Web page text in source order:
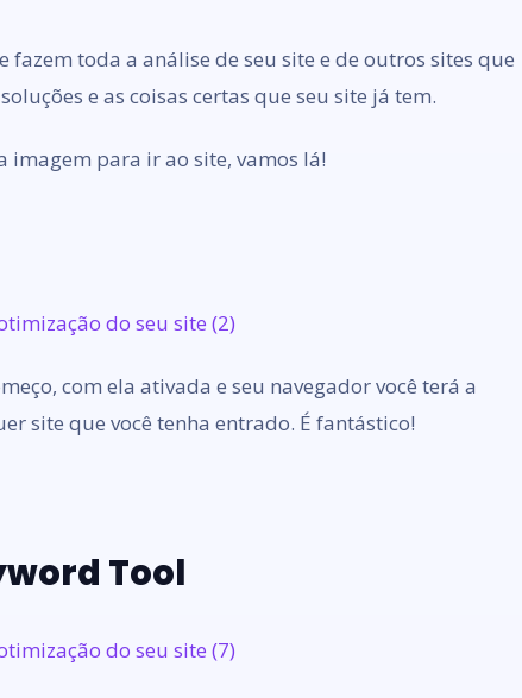
fazem toda a análise de seu site e de outros sites que
e as coisas certas que seu site já tem.
para ir ao site, vamos lá!
com ela ativada e seu navegador você terá a
site que você tenha entrado. É fantástico!
Tool